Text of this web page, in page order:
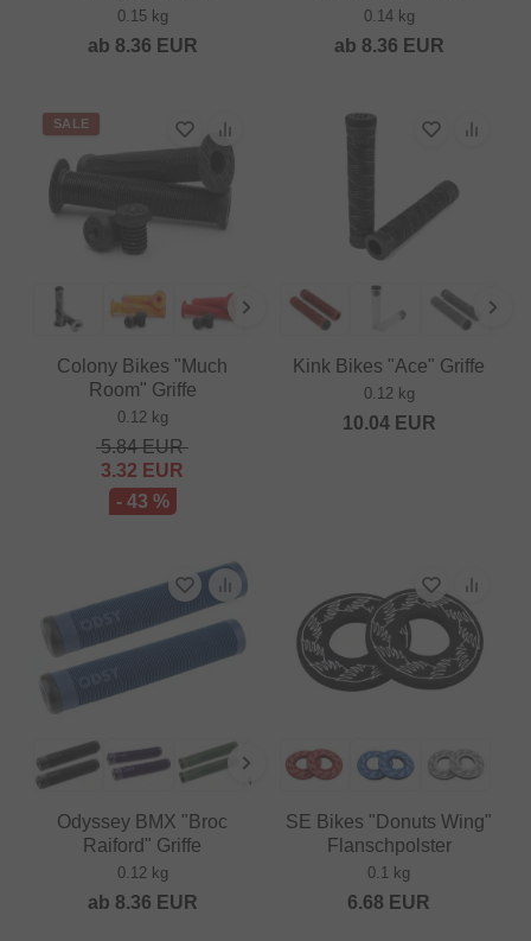
0.15 kg
ab 8.36 EUR
0.14 kg
ab 8.36 EUR
SALE
Colony Bikes "Much
Room" Griffe
0.12 kg
5.84EUR
3.32 EUR
- 43 %
Kink Bikes "Ace" Griffe
0.12 kg
10.04EUR
Odyssey BMX "Broc
Raiford" Griffe
0.12 kg
ab 8.36 EUR
SE Bikes "Donuts Wing"
Flanschpolster
0.1 kg
6.68 EUR